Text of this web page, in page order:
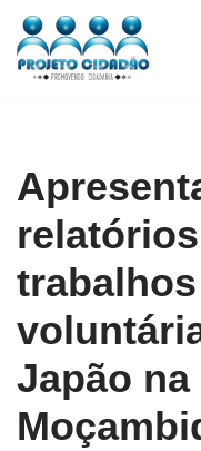
Pular
Japão na